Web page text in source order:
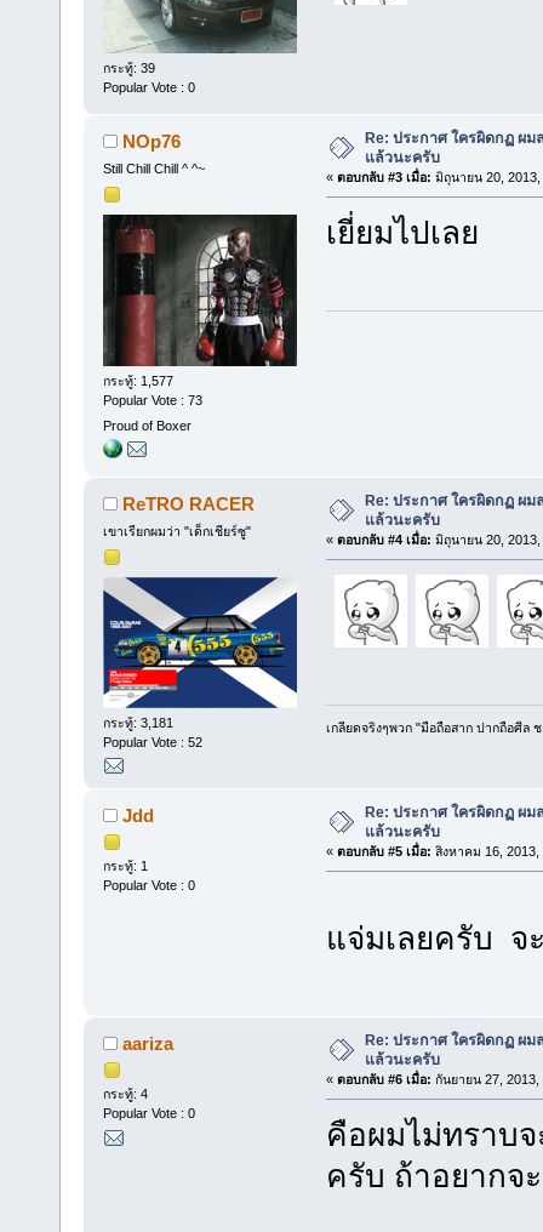
กระทู้: 39
Popular Vote : 0
NOp76
Still Chill Chill ^ ^~
กระทู้: 1,577
Popular Vote : 73
Proud of Boxer
Re: ประกาศ ใครผิดกฏ ผ
แล้วนะครับ
« ตอบกลับ #3 เมื่อ: มิถุนายน 20, 2013,
เยี่ยมไปเลย
ReTRO RACER
เขาเรียกผมว่า "เด็กเชียร์ซู"
กระทู้: 3,181
Popular Vote : 52
Re: ประกาศ ใครผิดกฏ ผ
แล้วนะครับ
« ตอบกลับ #4 เมื่อ: มิถุนายน 20, 2013,
เกลียดจริงๆพวก "มือถือสาก ปากถือศีล
Jdd
กระทู้: 1
Popular Vote : 0
Re: ประกาศ ใครผิดกฏ ผ
แล้วนะครับ
« ตอบกลับ #5 เมื่อ: สิงหาคม 16, 2013,
แจ่มเลยครับ จ
aariza
กระทู้: 4
Popular Vote : 0
Re: ประกาศ ใครผิดกฏ ผ
แล้วนะครับ
« ตอบกลับ #6 เมื่อ: กันยายน 27, 2013,
คือผมไม่ทราบ
ครับ ถ้าอยากจ